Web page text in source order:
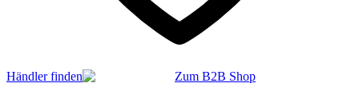
Händler finden Zum B2B Shop